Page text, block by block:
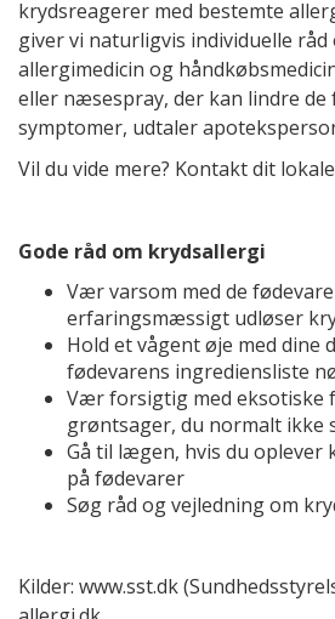
krydsreagerer med bestemte
giver vi naturligvis individuelle råd
allergimedicin og
eller næsespray, der kan lindre de
symptomer, udtaler
Vil du vide mere? Kontakt dit
Gode råd om krydsallergi
Vær varsom med de
erfaringsmæssigt udløser
Hold et vågent øje med dine
fødevarens ingrediensliste
Vær forsigtig med eksotiske
grøntsager, du normalt ikke
Gå til lægen, hvis du
på fødevarer
Søg råd og vejledning om
Kilder: www.sst.dk